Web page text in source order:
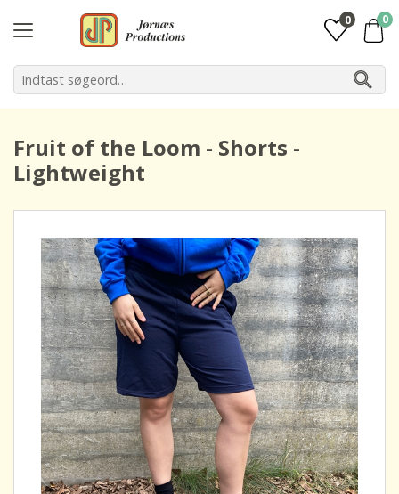
0 0
Fruit of the Loom - Shorts -
Lightweight